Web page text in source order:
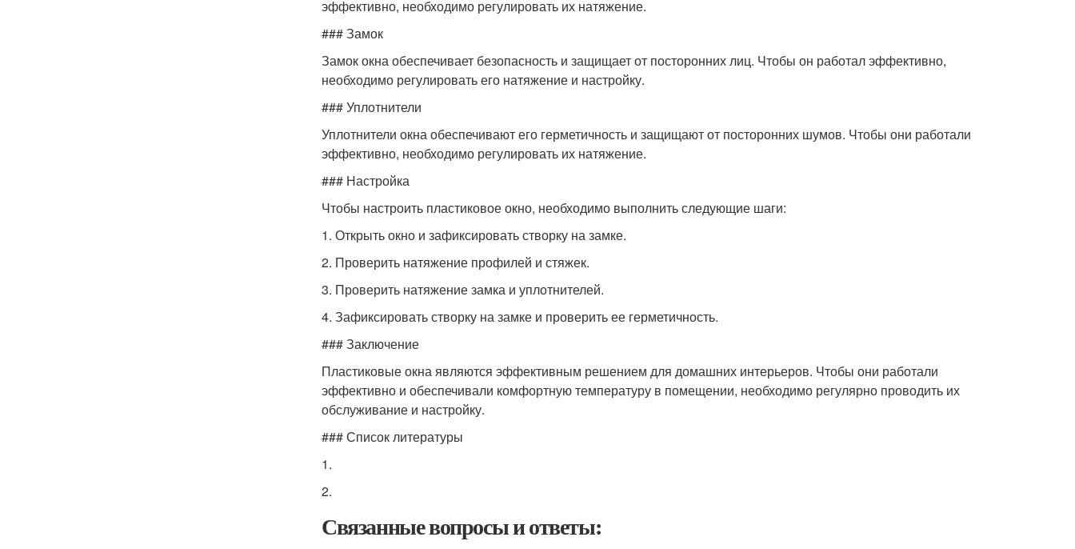
эффективно, необходимо регулировать их натяжение.
### Замок
Замок окна обеспечивает безопасность и защищает от посторонних лиц. Чтобы он работал эффективно,
необходимо регулировать его натяжение и настройку.
### Уплотнители
Уплотнители окна обеспечивают его герметичность и защищают от посторонних шумов. Чтобы они работали
эффективно, необходимо регулировать их натяжение.
### Настройка
Чтобы настроить пластиковое окно, необходимо выполнить следующие шаги:
1. Открыть окно и зафиксировать створку на замке.
2. Проверить натяжение профилей и стяжек.
3. Проверить натяжение замка и уплотнителей.
4. Зафиксировать створку на замке и проверить ее герметичность.
### Заключение
Пластиковые окна являются эффективным решением для домашних интерьеров. Чтобы они работали
эффективно и обеспечивали комфортную температуру в помещении, необходимо регулярно проводить их
обслуживание и настройку.
### Список литературы
1.
2.
Связанные вопросы и ответы: